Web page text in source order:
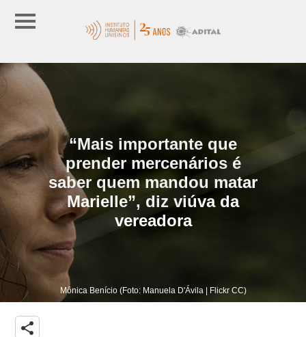
“Mais importante que
prender mercenários é
saber quem mandou matar
Marielle”, diz viúva da
vereadora
Mônica Benício (Foto: Manuela D'Ávila | Flickr CC)
share